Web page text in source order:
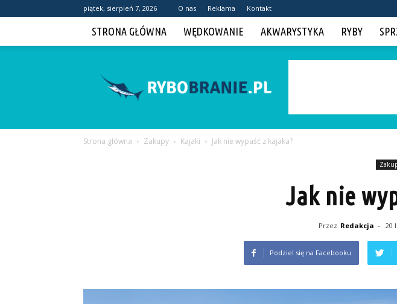
piątek, sierpień 7, 2026 O nas Reklama Kontakt
STRONA GŁÓWNA WĘDKOWANIE AKWARYSTYKA RYBY
Strona główna Zakupy Kajaki Jak nie wypaść z kajaka?
Jak nie
Przez Redakcja - 20
Podziel się na Facebooku